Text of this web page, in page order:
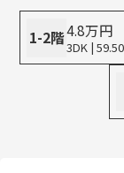
1-2階4.8万円
3DK |